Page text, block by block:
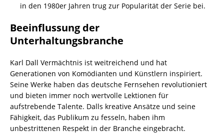
in den 1980er Jahren trug zur Popularität der Serie bei.
Beeinflussung der
Unterhaltungsbranche
Karl Dall Vermächtnis ist weitreichend und hat
Generationen von Komödianten und Künstlern inspiriert.
Seine Werke haben das deutsche Fernsehen revolutioniert
und bieten immer noch wertvolle Lektionen für
aufstrebende Talente. Dalls kreative Ansätze und seine
Fähigkeit, das Publikum zu fesseln, haben ihm
unbestrittenen Respekt in der Branche eingebracht.